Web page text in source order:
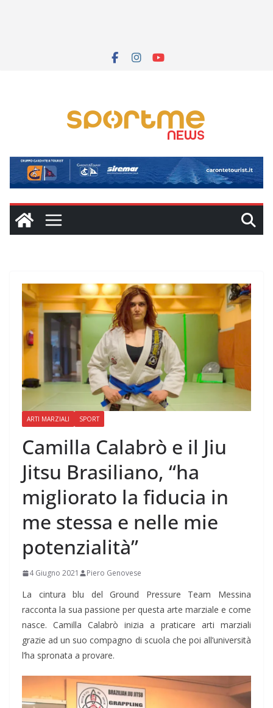
ARTI MARZIALI SPORT
Camilla Calabrò e il Jiu
Jitsu Brasiliano, “ha
migliorato la fiducia in
me stessa e nelle mie
potenzialità”
4 Giugno 2021 Piero Genovese
La cintura blu del Ground Pressure Team Messina
racconta la sua passione per questa arte marziale e come
nasce. Camilla Calabrò inizia a praticare arti marziali
grazie ad un suo compagno di scuola che poi all’università
l’ha spronata a provare.